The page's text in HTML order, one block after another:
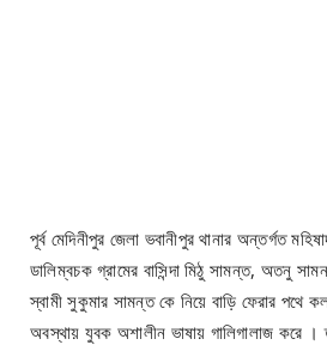
পূর্ব মেদিনীপুর জেলা ভবানীপুর থানার অন্তর্গত
ডালিম্বচক গ্রামের বাসিন্দা মিঠু সামন্ত, অতনু
স্বামী সুকুমার সামন্ত কে নিয়ে বাড়ি ফেরার
অবস্থায় যুবক অশালীন ভাষায় গালিগালাজ করে ।